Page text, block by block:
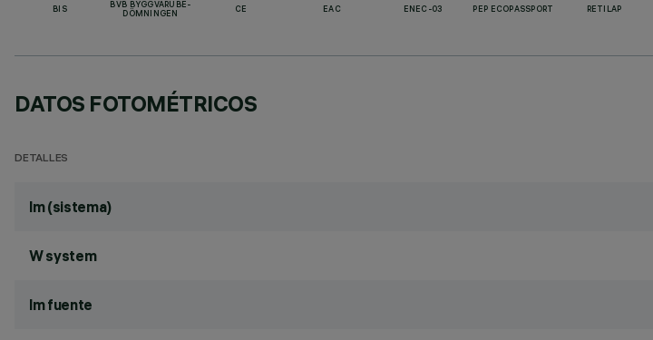
BIS
BVB BYGGVARUBE-
DÖMNINGEN
CE EAC ENEC-03 PEP ECOPASSPORT RETILAP
DATOS FOTOMÉTRICOS
DETALLES
lm (sistema)
W system
lm fuente